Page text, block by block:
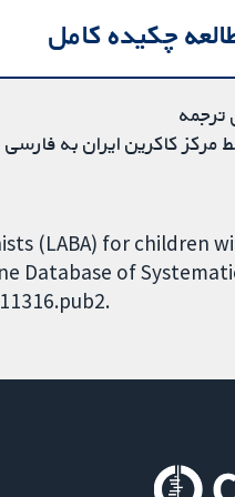
چکیده کامل
ترجمه
مرکز کاکرین ایران به
(LABA) for children
Database of